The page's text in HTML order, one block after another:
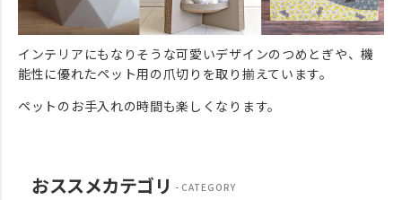
インテリアにもなりそうな可愛いデザインのつめとぎや、機
能性に優れたペット用の爪切りを取り揃えています。
ペットのお手入れの時間も楽しくなります。
おススメカテゴリ CATEGORY